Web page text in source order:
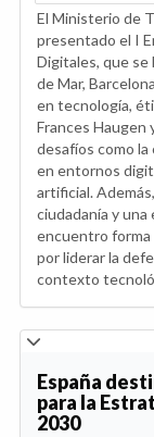
El Ministerio de
presentado el I
Digitales, que se
de Mar,
en tecnología,
Frances Haugen
desafíos como
en entornos
artificial.
ciudadanía y
encuentro forma
por liderar la
contexto
España
para la
2030